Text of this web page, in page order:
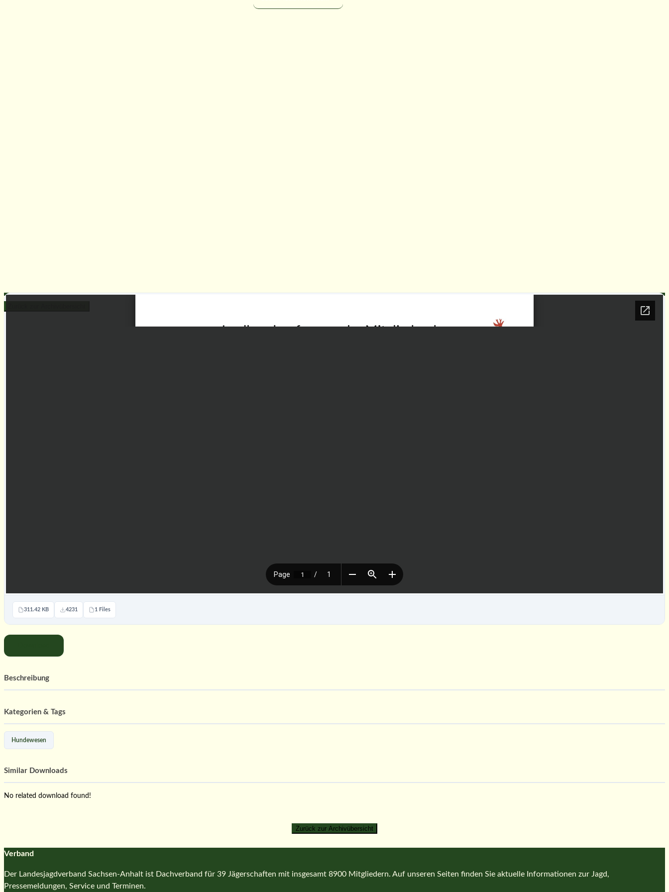
311.42 KB 4231 1 Files
Beschreibung
Kategorien & Tags
Hundewesen
Similar Downloads
No related download found!
Verband
Der Landesjagdverband Sachsen-Anhalt ist Dachverband für 39 Jägerschaften mit insgesamt 8900 Mitgliedern. Auf unseren Seiten finden Sie aktuelle Informationen zur Jagd,
Pressemeldungen, Service und Terminen.